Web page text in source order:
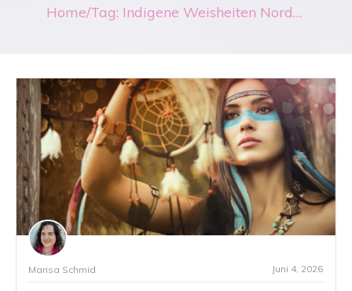
Home/ Tag: Indigene Weisheiten Nordamerika
Marisa Schmid Juni 4, 2026